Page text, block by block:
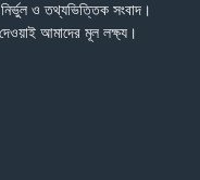
ও তথ্যভিত্তিক সংবাদ।
আমাদের মূল লক্ষ্য।